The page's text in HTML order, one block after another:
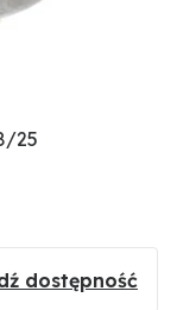
25
dostępność